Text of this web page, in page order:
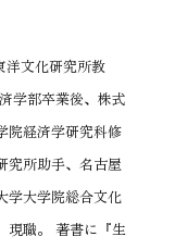
文化研究所教
学部卒業後、株式
院経済学研究科修
究所助手、名古屋
学大学院総合文化
現職。 著書に『生